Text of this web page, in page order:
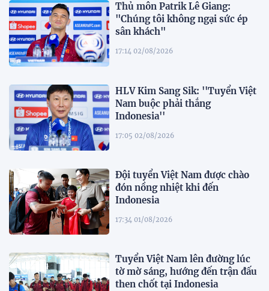
Thủ môn Patrik Lê Giang:
"Chúng tôi không ngại sức ép
sân khách"
17:14 02/08/2026
HLV Kim Sang Sik: ''Tuyển Việt
Nam buộc phải thắng
Indonesia''
17:05 02/08/2026
Đội tuyển Việt Nam được chào
đón nồng nhiệt khi đến
Indonesia
17:34 01/08/2026
Tuyển Việt Nam lên đường lúc
tờ mờ sáng, hướng đến trận đấu
then chốt tại Indonesia